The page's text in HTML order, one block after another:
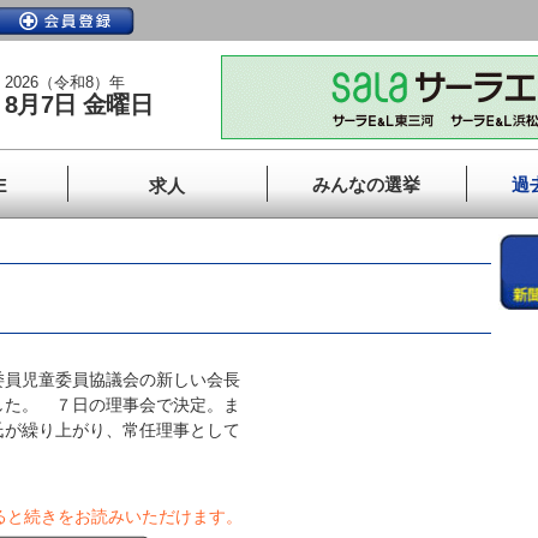
2026（令和8）年
8月7日 金曜日
求人 みんなの選挙 過
児童委員協議会の新しい会長
た。 ７日の理事会で決定。ま
繰り上がり、常任理事として
続きをお読みいただけます。